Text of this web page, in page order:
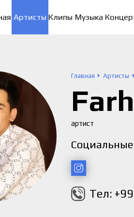
Артисты Клипы Музыка
Главная Артисты
артист
Социальные
Тел: